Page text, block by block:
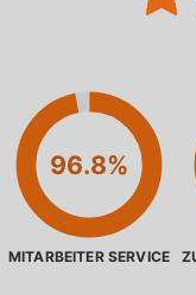
96.8%
MITARBEITER SERVICE